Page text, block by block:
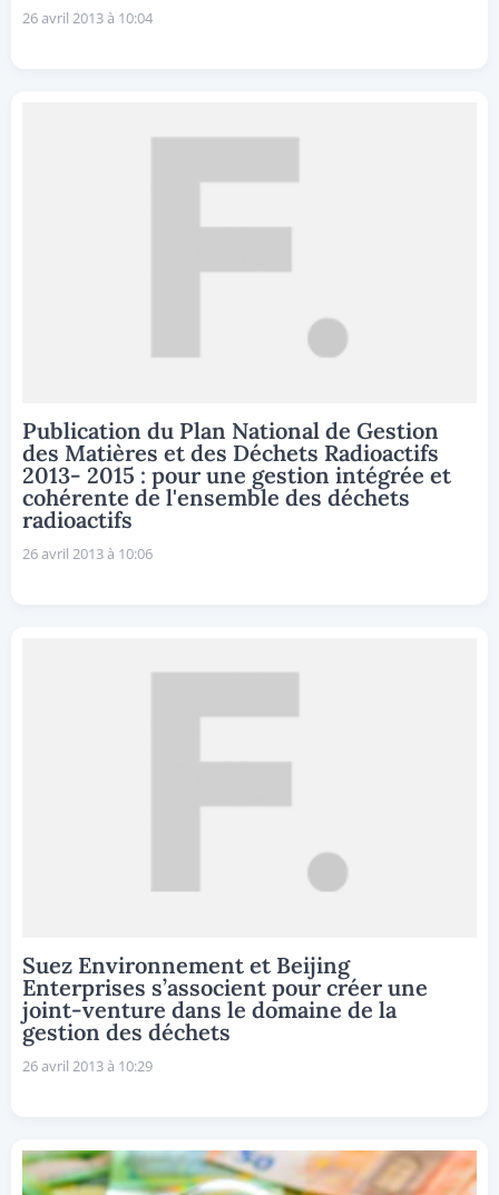
26 avril 2013 à 10:04
Publication du Plan National de Gestion
des Matières et des Déchets Radioactifs
2013- 2015 : pour une gestion intégrée et
cohérente de l'ensemble des déchets
radioactifs
26 avril 2013 à 10:06
Suez Environnement et Beijing
Enterprises s’associent pour créer une
joint-venture dans le domaine de la
gestion des déchets
26 avril 2013 à 10:29